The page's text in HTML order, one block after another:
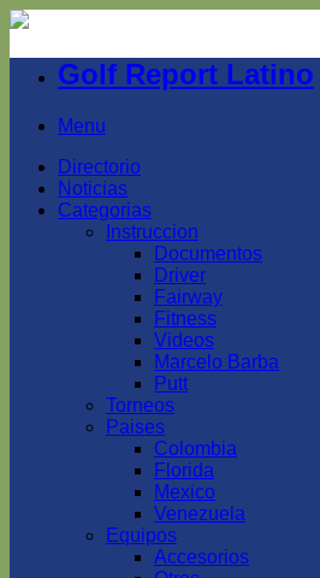
Golf Report Latino
Menu
Directorio
Noticias
Categorias
Instruccion
Documentos
Driver
Fairway
Fitness
Videos
Marcelo Barba
Putt
Torneos
Paises
Colombia
Florida
Mexico
Venezuela
Equipos
Accesorios